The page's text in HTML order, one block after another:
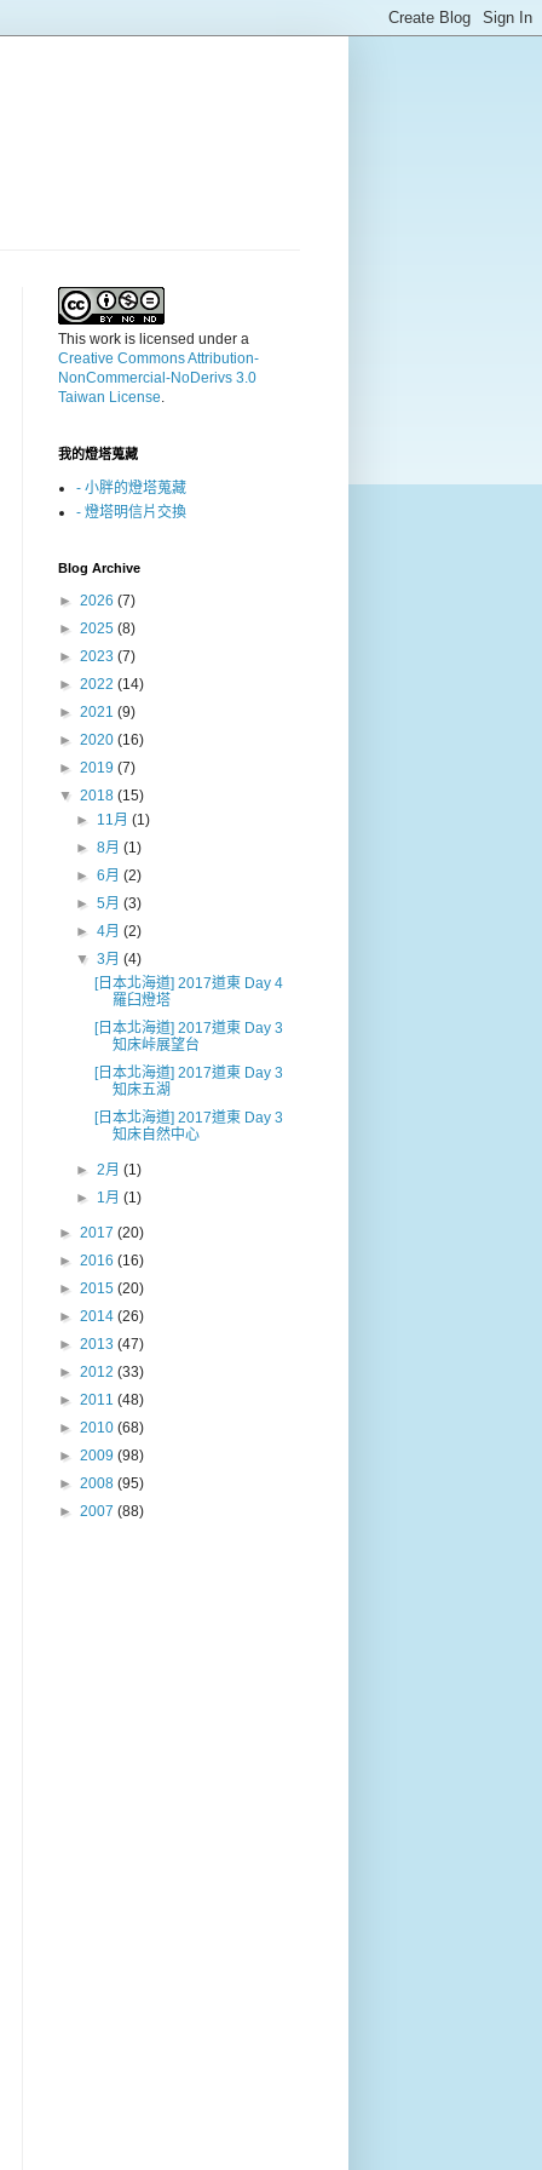
This work is licensed under a
Creative Commons Attribution-
NonCommercial-NoDerivs 3.0
Taiwan License.
我的燈塔蒐藏
- 小胖的燈塔蒐藏
- 燈塔明信片交換
Blog Archive
► 2026 (7)
► 2025 (8)
► 2023 (7)
► 2022 (14)
► 2021 (9)
► 2020 (16)
► 2019 (7)
▼ 2018 (15)
► 11月(1)
►8月(1)
►6月(2)
►5月(3)
►4月(2)
▼3月(4)
[日本北海道] 2017道東 Day 4
羅臼燈塔
[日本北海道] 2017道東 Day 3
知床峠展望台
[日本北海道] 2017道東 Day 3
知床五湖
[日本北海道] 2017道東 Day 3
知床自然中心
►2月(1)
► 1月(1)
► 2017 (20)
► 2016 (16)
► 2015 (20)
► 2014 (26)
► 2013 (47)
► 2012 (33)
► 2011 (48)
► 2010 (68)
► 2009 (98)
► 2008 (95)
► 2007 (88)